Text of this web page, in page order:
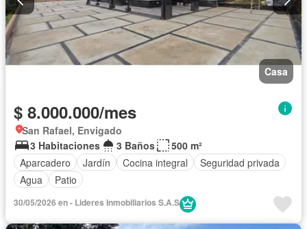
Casa
$ 8.000.000/mes
San Rafael, Envigado
3 Habitaciones
3 Baños
500 m²
Aparcadero
Jardín Cocina integral
Seguridad privada
Agua
Patio
30/05/2026 en - Lideres Inmobiliarios S.A.S